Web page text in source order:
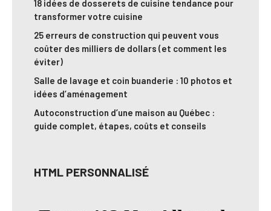
18 idées de dosserets de cuisine tendance pour
transformer votre cuisine
25 erreurs de construction qui peuvent vous
coûter des milliers de dollars (et comment les
éviter)
Salle de lavage et coin buanderie : 10 photos et
idées d’aménagement
Autoconstruction d’une maison au Québec :
guide complet, étapes, coûts et conseils
HTML PERSONNALISÉ